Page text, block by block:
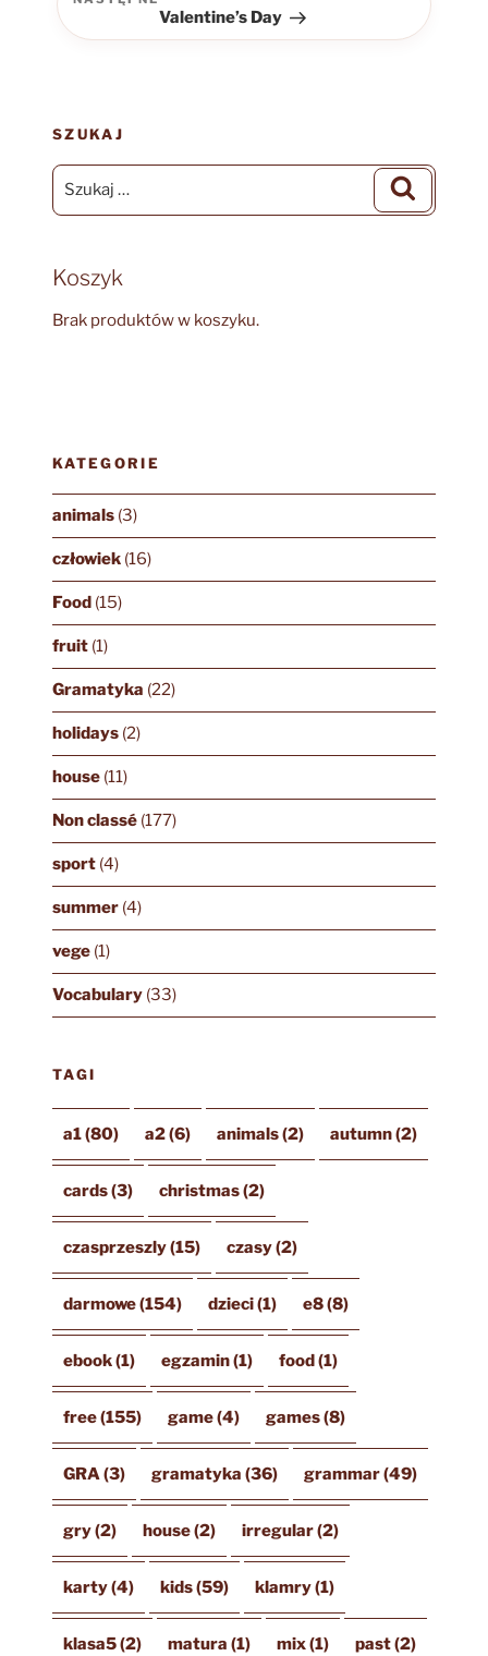
Następny
wpis
Valentine’s Day
SZUKAJ
Szukaj:
Koszyk
Brak produktów w koszyku.
KATEGORIE
animals(3)
człowiek(16)
Food(15)
fruit(1)
Gramatyka (22)
holidays(2)
house(11)
Non classé(177)
sport(4)
summer(4)
vege(1)
Vocabulary(33)
TAGI
a1(80) a2(6) animals(2) autumn(2)
cards(3) christmas(2)
czasprzeszly(15) czasy(2)
darmowe(154) dzieci(1) e8(8)
ebook(1) egzamin(1) food(1)
free(155) game(4) games(8)
GRA (3) gramatyka (36) grammar(49)
gry(2) house(2) irregular(2)
karty(4) kids(59) klamry(1)
klasa5(2) matura (1) mix(1) past(2)